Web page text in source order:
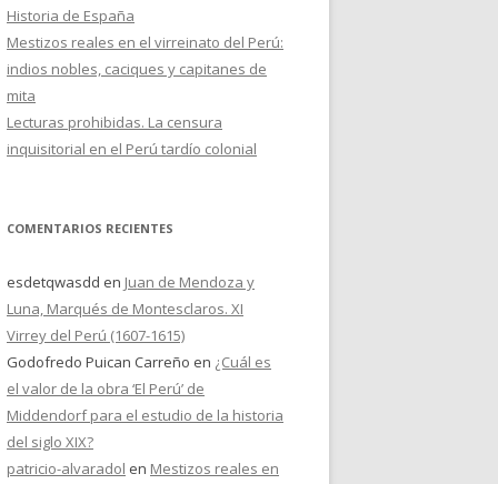
Historia de España
Mestizos reales en el virreinato del Perú:
indios nobles, caciques y capitanes de
mita
Lecturas prohibidas. La censura
inquisitorial en el Perú tardío colonial
COMENTARIOS RECIENTES
esdetqwasdd en Juan de Mendoza y
Luna, Marqués de Montesclaros. XI
Virrey del Perú (1607-1615)
Godofredo Puican Carreño en ¿Cuál es
el valor de la obra ‘El Perú’ de
Middendorf para el estudio de la historia
del siglo XIX?
patricio-alvaradol en Mestizos reales en